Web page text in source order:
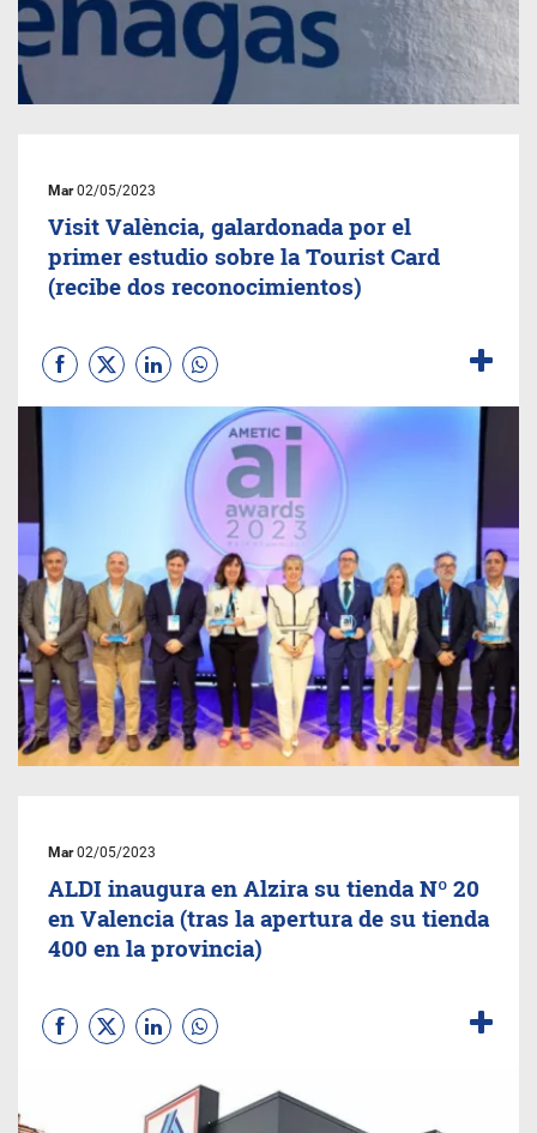
Mar02/05/2023
Visit València, galardonada por el
primer estudio sobre la Tourist Card
(recibe dos reconocimientos)
Mar02/05/2023
ALDI inaugura en Alzira su tienda Nº 20
en Valencia (tras la apertura de su tienda
400 en la provincia)